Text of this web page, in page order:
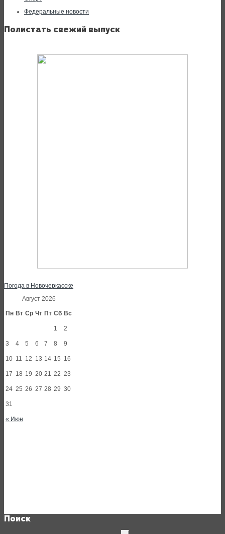
Федеральные новости
Полистать свежий выпуск
Погода в Новочеркасске
Август 2026
Пн Вт Ср Чт Пт Сб Вс
« Июн
1 2
3 4 5 6 7 8 9
10 11 12 13 14 15 16
17 18 19 20 21 22 23
24 25 26 27 28 29 30
31
Поиск